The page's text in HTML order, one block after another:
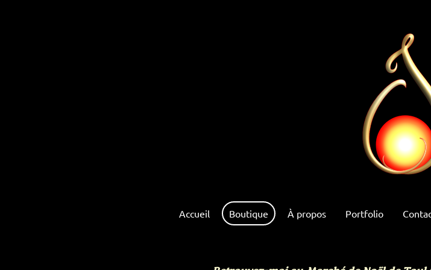
Accueil Boutique À propos Portfolio